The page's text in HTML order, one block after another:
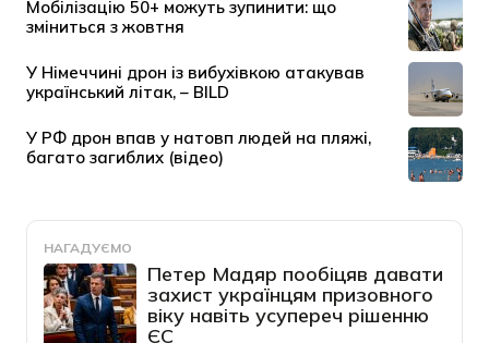
НАГАДУЄМО
Петер Мадяр пообіцяв давати
захист українцям призовного
віку навіть усупереч рішенню
ЄС